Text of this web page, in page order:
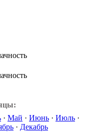
· Май · Июнь · Июль ·
· Декабрь